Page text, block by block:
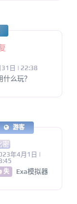
日 | 22:38
什么玩？
游客
密
年4月1日 |
失 Exa模拟器